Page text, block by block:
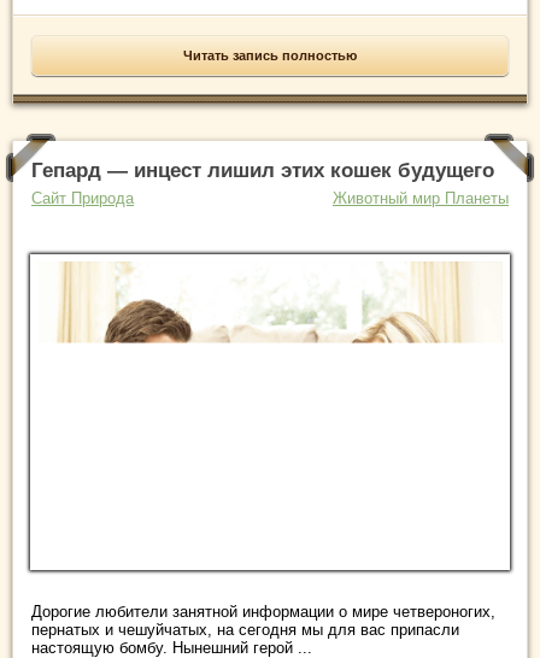
Читать запись полностью
Гепард — инцест лишил этих кошек будущего
Сайт Природа Животный мир Планеты
Дорогие любители занятной информации о мире четвероногих,
пернатых и чешуйчатых, на сегодня мы для вас припасли
настоящую бомбу. Нынешний герой ...